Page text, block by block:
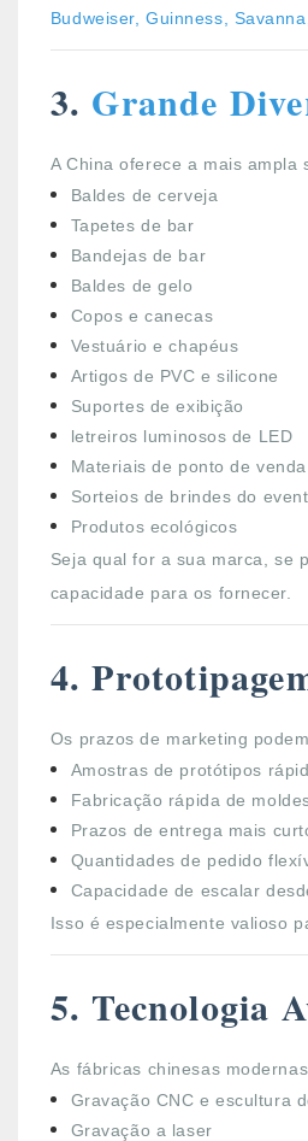
Budweiser, Guinness,
3. Grande
A China oferece a mais
Baldes de cerveja
Tapetes de bar
Bandejas de bar
Baldes de gelo
Copos e canecas
Vestuário e chapéus
Artigos de PVC e silicone
Suportes de exibição
letreiros luminosos de LED
Materiais de ponto de
Sorteios de brindes do
Produtos ecológicos
Seja qual for a sua marca, se
capacidade para os fornecer.
4.
Os prazos de marketing
Amostras de protótipos
Fabricação rápida de
Prazos de entrega mais
Quantidades de pedido
Capacidade de escalar
Isso é especialmente valioso
5. Tecnologia
As fábricas chinesas
Gravação CNC e escultura
Gravação a laser